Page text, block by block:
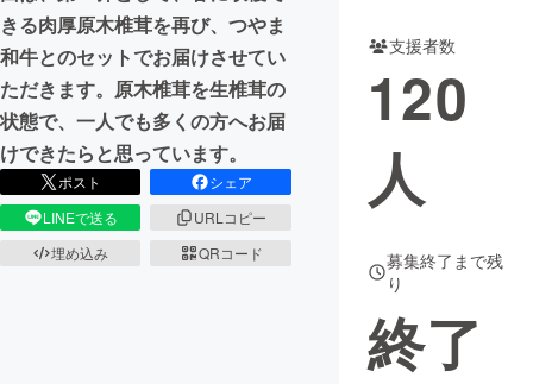
CAMPFIREふるさと納税machi-ya コミュニティ
きる肉厚原木椎茸を再び、つやま
和牛とのセットでお届けさせてい
ただきます。原木椎茸を生椎茸の
状態で、一人でも多くの方へお届
けできたらと思っています。
ポスト
シェア
LINEで送る
URLコピー
埋め込み
QRコード
支援者数
120
人
募集終了まで残
り
終了